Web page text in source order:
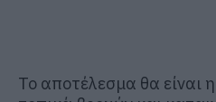
Το αποτέλεσμα θα είναι